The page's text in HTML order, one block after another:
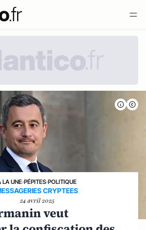
LA UNE›PÉPITES›POLITIQUE
CRYPTEES
24 avril 2025
veut